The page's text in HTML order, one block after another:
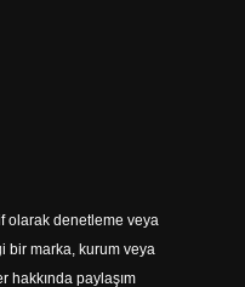
olarak denetleme veya
bir marka, kurum veya
hakkında paylaşım